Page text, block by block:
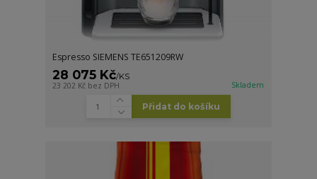
Espresso SIEMENS TE651209RW
28 075 Kč/KS
23 202 Kč bez DPH Skladem
Přidat do košíku